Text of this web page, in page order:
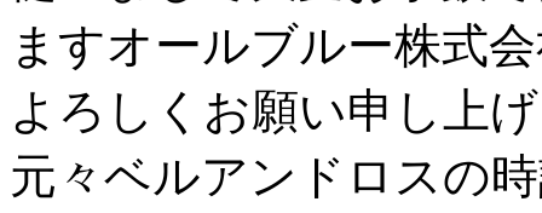
ますオールブルー株式
よろしくお願い申し上
元々ベルアンドロスの